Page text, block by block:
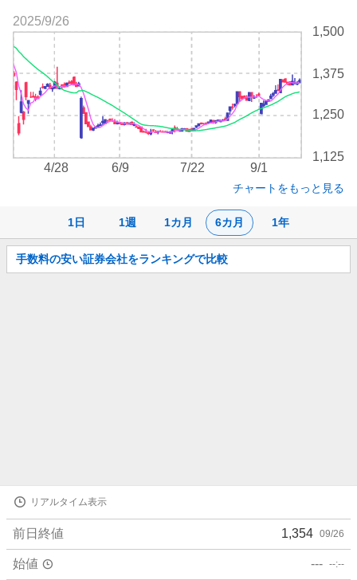
1日 1週 1カ月 6カ月 1年
1,125
1,250
1,375
1,500
4/28 6/9 7/22 9/1
2025/9/26
チャートをもっと見る
お
知
手数料の安い証券会社をランキングで比較
リアルタイム表示
前日終値 1,354 09/26
始値 --- --:--